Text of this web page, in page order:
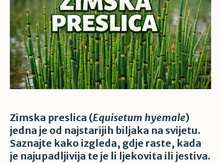
Zimska preslica (Equisetum hyemale)
jedna je od najstarijih biljaka na svijetu.
Saznajte kako izgleda, gdje raste, kada
je najupadljivija te je li ljekovita ili jestiva.